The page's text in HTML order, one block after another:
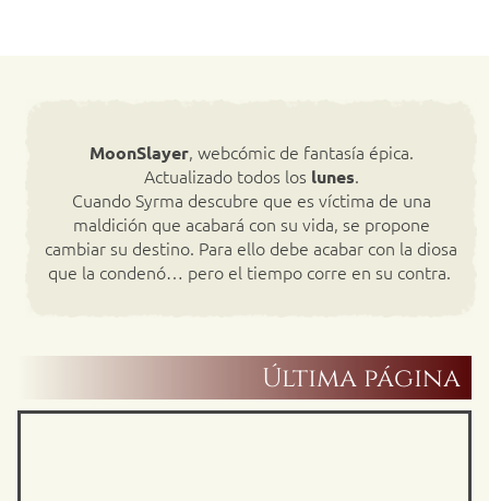
MoonSlayer, webcómic de fantasía épica.
Actualizado todos los lunes.
Cuando Syrma descubre que es víctima de una
maldición que acabará con su vida, se propone
cambiar su destino. Para ello debe acabar con la diosa
que la condenó… pero el tiempo corre en su contra.
Última página